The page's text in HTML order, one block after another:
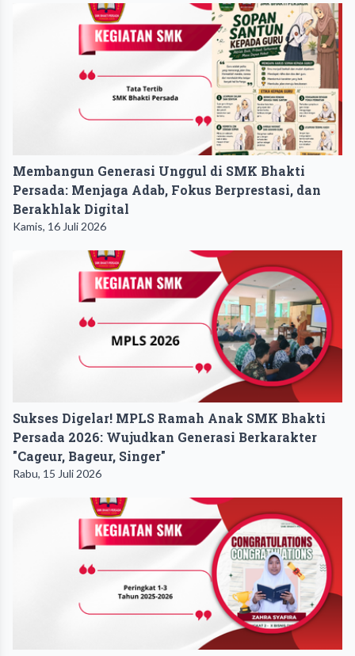
Membangun Generasi Unggul di SMK Bhakti
Persada: Menjaga Adab, Fokus Berprestasi, dan
Berakhlak Digital
Kamis, 16 Juli 2026
Sukses Digelar! MPLS Ramah Anak SMK Bhakti
Persada 2026: Wujudkan Generasi Berkarakter
"Cageur, Bageur, Singer"
Rabu, 15 Juli 2026